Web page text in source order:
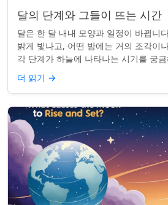
달의 단계와 그들이 뜨는 시간
달은 한 달 내내 모양과 일정이 바뀝니
밝게 빛나고, 어떤 밤에는 거의 조각이
각 단계가 하늘에 나타나는 시기를 궁
가 아닙니다. 사실 그 타...
더 읽기 →